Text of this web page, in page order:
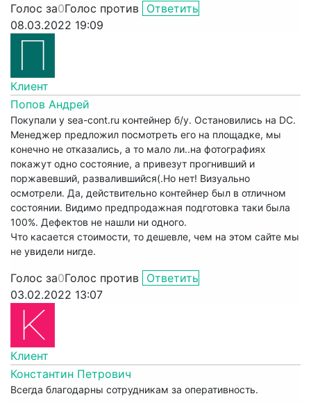
Голос за0Голос против Ответить
08.03.2022 19:09
Клиент
Попов Андрей
Покупали у sea-cont.ru контейнер б/у. Остановились на DC.
Менеджер предложил посмотреть его на площадке, мы
конечно не отказались, а то мало ли..на фотографиях
покажут одно состояние, а привезут прогнивший и
поржавевший, развалившийся(.Но нет! Визуально
осмотрели. Да, действительно контейнер был в отличном
состоянии. Видимо предпродажная подготовка таки была
100%. Дефектов не нашли ни одного.
Что касается стоимости, то дешевле, чем на этом сайте мы
не увидели нигде.
Голос за0Голос против Ответить
03.02.2022 13:07
Клиент
Константин Петрович
Всегда благодарны сотрудникам за оперативность.